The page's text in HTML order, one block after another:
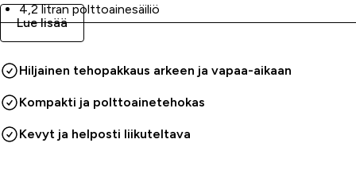
4,2 litran polttoainesäiliö
Helposti huoltoa varten irrotettava kansi
Täyttää päästörajoitukset
KORKEALAATUISTA PUHDASTA SÄHKÖÄ
Yamaha-invertteri tuottaa puhdasta, korkealaatuista sähköä
kompaktissa, kevyessä paketissa. Vaihtovirran taajuus ja sini-
aallon muoto ovat täysin puhtaita säröistä ja riippumattomia
Lue lisää
Hiljainen tehopakkaus arkeen ja vapaa-aikaan
Kompakti ja polttoainetehokas
Kevyt ja helposti liikuteltava